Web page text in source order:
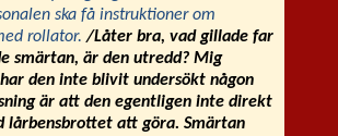
ska få instruktioner om
rollator./Låter bra, vad gillade far
smärtan, är den utredd? Mig
den inte blivit undersökt någon
är att den egentligen inte direkt
lårbensbrottet att göra. Smärtan